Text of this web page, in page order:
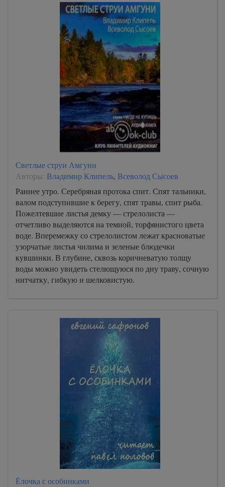
Светлые струи Амгуни
Авторы: Владимир Клипель, Всеволод Сысоев
Раннее утро. Серебряная протока спит. Спят тальники,
валом подступившие к берегу, спят травы, спит рыба.
Пожелтевшие листья демку — стрелолиста —
отчетливо выделяются на темной, торфянистого цвета
воде. Вперемежку со стрелолистом лежат красноватые
узорчатые листья чилима и зеленые блюдечки
кувшинки. В глубине, сквозь коричневатую толщу
воды можно увидеть стелющуюся по дну траву, сочную
нитчатку, гибкую и шелковистую.
Ёлочка с особинками